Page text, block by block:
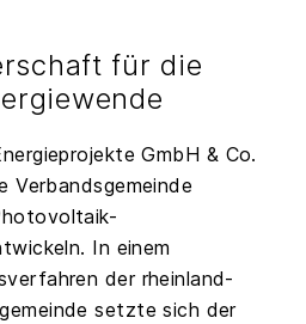
für die
GmbH & Co.
Verbandsgemeinde
In einem
der rheinland-
setzte sich der